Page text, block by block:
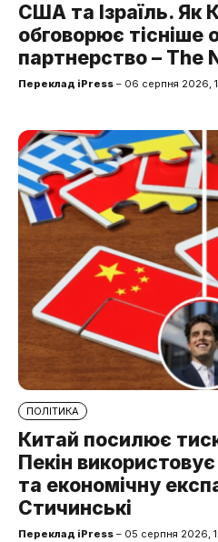
США та Ізраїль. Як
обговорює тісніше
партнерство – The
Переклад iPress – 06 серпня 2026,
ПОЛІТИКА
Китай посилює
Пекін
та економічну
Стичинські
Переклад iPress – 05 серпня 2026,